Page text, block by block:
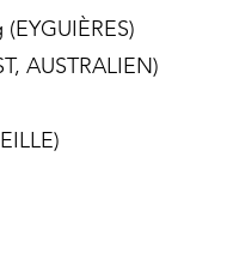
AUSTRALIEN)